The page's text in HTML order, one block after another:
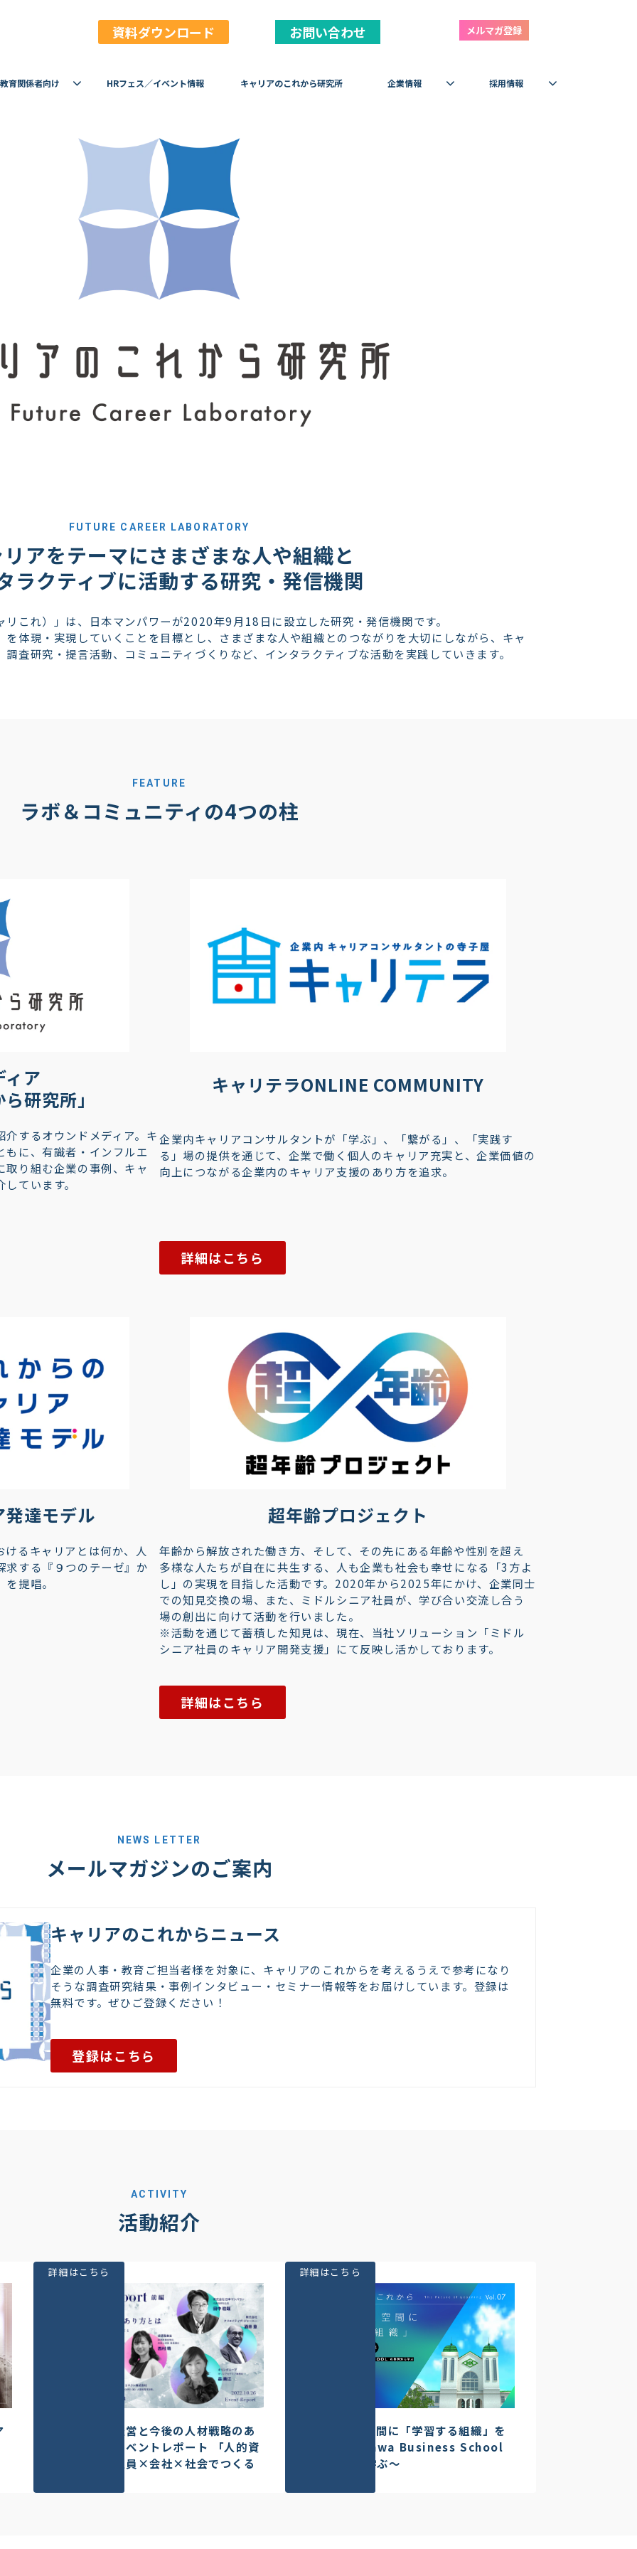
資料ダウンロード お問い合わせ メルマガ登録
教育関係者向け HRフェス／イベント情報 キャリアのこれから研究所 企業情報 採用情報
FUTURE CAREER LABORATORY
アをテーマにさまざまな人や組織と
ラクティブに活動する研究・発信機関
リこれ）」は、日本マンパワーが2020年9月18日に設立した研究・発信機関です。
体現・実現していくことを目標とし、さまざまな人や組織とのつながりを大切にしながら、キャ
査研究・提言活動、コミュニティづくりなど、インタラクティブな活動を実践していきます。
FEATURE
ラボ＆コミュニティの4つの柱
ィア
研究所」
するオウンドメディア。キ
もに、有識者・インフルエ
取り組む企業の事例、キャ
ています。
キャリテラONLINE COMMUNITY
企業内キャリアコンサルタントが「学ぶ」、「繋がる」、「実践す
る」場の提供を通じて、企業で働く個人のキャリア充実と、企業価値の
向上につながる企業内のキャリア支援のあり方を追求。
詳細はこちら
発達モデル
るキャリアとは何か、人
求する『９つのテーゼ』か
提唱。
超年齢プロジェクト
年齢から解放された働き方、そして、その先にある年齢や性別を超え
多様な人たちが自在に共生する、人も企業も社会も幸せになる「3方よ
し」の実現を目指した活動です。2020年から2025年にかけ、企業同士
での知見交換の場、また、ミドルシニア社員が、学び合い交流し合う
場の創出に向けて活動を行いました。
※活動を通じて蓄積した知見は、現在、当社ソリューション「ミドル
シニア社員のキャリア開発支援」にて反映し活かしております。
詳細はこちら
NEWS LETTER
メールマガジンのご案内
キャリアのこれからニュース
企業の人事・教育ご担当者様を対象に、キャリアのこれからを考えるうえで参考になり
そうな調査研究結果・事例インタビュー・セミナー情報等をお届けしています。登録は
無料です。ぜひご登録ください！
登録はこちら
ACTIVITY
活動紹介
「人的資本経営と今後の人材戦略のあ
り方とは」イベントレポート 「人的資
本経営」を社員×会社×社会でつくる
詳細はこちら
メタバース空間に「学習する組織」を
つくる～Hanwa Business School
の事例から学ぶ～
詳細はこちら